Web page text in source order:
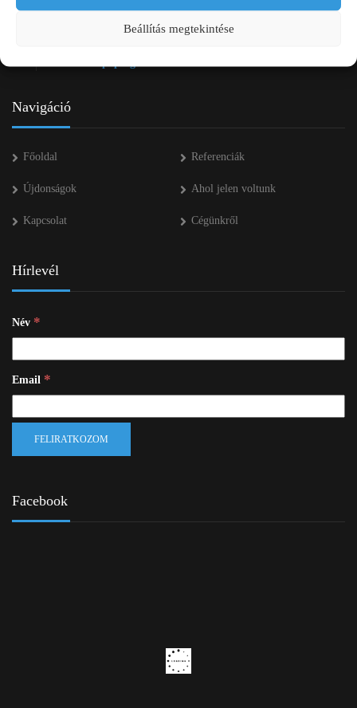
Beállítás megtekintése
Navigáció
Főoldal Referenciák
Újdonságok Ahol jelen voltunk
Kapcsolat Cégünkről
Hírlevél
Név *
Email *
Facebook